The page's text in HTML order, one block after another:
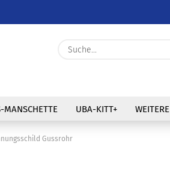
MANSCHETTE UBA-KITT+ WEITERE
Gussrohr